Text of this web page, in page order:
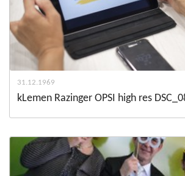
31.12.1969
kLemen Razinger OPSI high res